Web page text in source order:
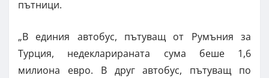
пътници.
„В единия автобус, пътуващ от Румъния за
Турция, недекларираната сума беше 1,6
милиона евро. В друг автобус, пътуващ по